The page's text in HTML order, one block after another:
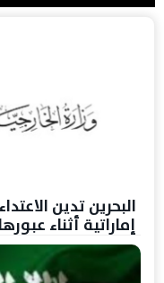
البحرين تدين
إماراتية أثناء